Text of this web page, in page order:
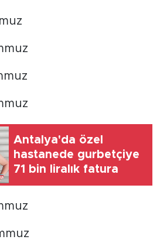
Antalya'da özel
hastanede gurbetçiye
71 bin liralık fatura